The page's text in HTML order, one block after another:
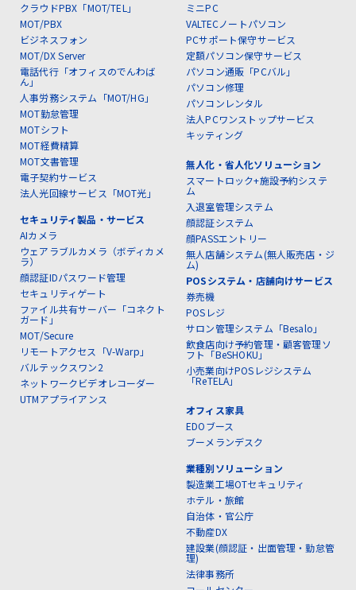
クラウドPBX「MOT/TEL」
MOT/PBX
ビジネスフォン
MOT/DX Server
電話代行「オフィスのでんわば
ん」
人事労務システム「MOT/HG」
MOT勤怠管理
MOTシフト
MOT経費精算
MOT文書管理
電子契約サービス
法人光回線サービス「MOT光」
セキュリティ製品・サービス
AIカメラ
ウェアラブルカメラ（ボディカメ
ラ）
顔認証IDパスワード管理
セキュリティゲート
ファイル共有サーバー「コネクト
ガード」
MOT/Secure
リモートアクセス「V-Warp」
バルテックスワン2
ネットワークビデオレコーダー
UTMアプライアンス
ミニPC
VALTECノートパソコン
PCサポート保守サービス
定額パソコン保守サービス
パソコン通販「PCバル」
パソコン修理
パソコンレンタル
法人PCワンストップサービス
キッティング
無人化・省人化ソリューション
スマートロック+施設予約システ
ム
入退室管理システム
顔認証システム
顔PASSエントリー
無人店舗システム(無人販売店・ジ
ム)
POSシステム・店舗向けサービス
券売機
POSレジ
サロン管理システム「Besalo」
飲食店向け予約管理・顧客管理ソ
フト「BeSHOKU」
小売業向けPOSレジシステム
「ReTELA」
オフィス家具
EDOブース
ブーメランデスク
業種別ソリューション
製造業工場OTセキュリティ
ホテル・旅館
自治体・官公庁
不動産DX
建設業(顔認証・出面管理・勤怠管
理)
法律事務所